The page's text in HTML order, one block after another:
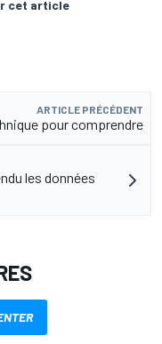
cet article
ARTICLE PRÉCÉDENT
pour comprendre
les données